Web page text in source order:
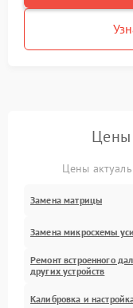
Цены
Цены
Замена матрицы
Замена микросхемы
Ремонт встроенного
других устройств
Калибровка и